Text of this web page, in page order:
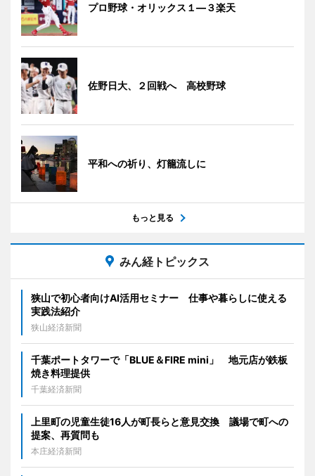
プロ野球・オリックス１―３楽天
佐野日大、２回戦へ 高校野球
平和への祈り、灯籠流しに
もっと見る
みん経トピックス
狭山で初心者向けAI活用セミナー 仕事や暮らしに使える
実践法紹介
狭山経済新聞
千葉ポートタワーで「BLUE＆FIRE mini」 地元店が鉄板
焼き料理提供
千葉経済新聞
上里町の児童生徒16人が町長らと意見交換 議場で町への
提案、再質問も
本庄経済新聞